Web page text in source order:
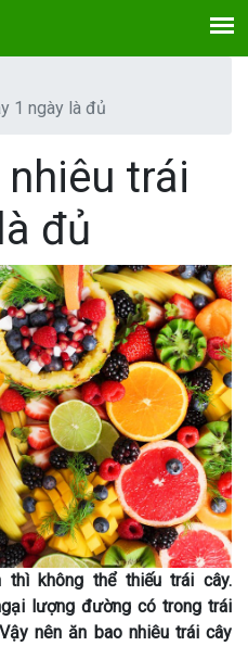
1 ngày là đủ
trái
đủ
thì không thể thiếu trái cây.
lượng đường có trong trái
nên ăn bao nhiêu trái cây